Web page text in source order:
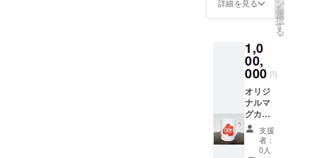
円が
ドッグ
キュー
熊本へ
の支援
となり
ます。
このリ
ターン
は1,000
円のリ
ターン
詳細を見る ン
を
選
択
す
る
1,0
00,
000 円
オリジ
ナルマ
グカッ
プ１個
とオリ
ジナル
支援
者：
0人